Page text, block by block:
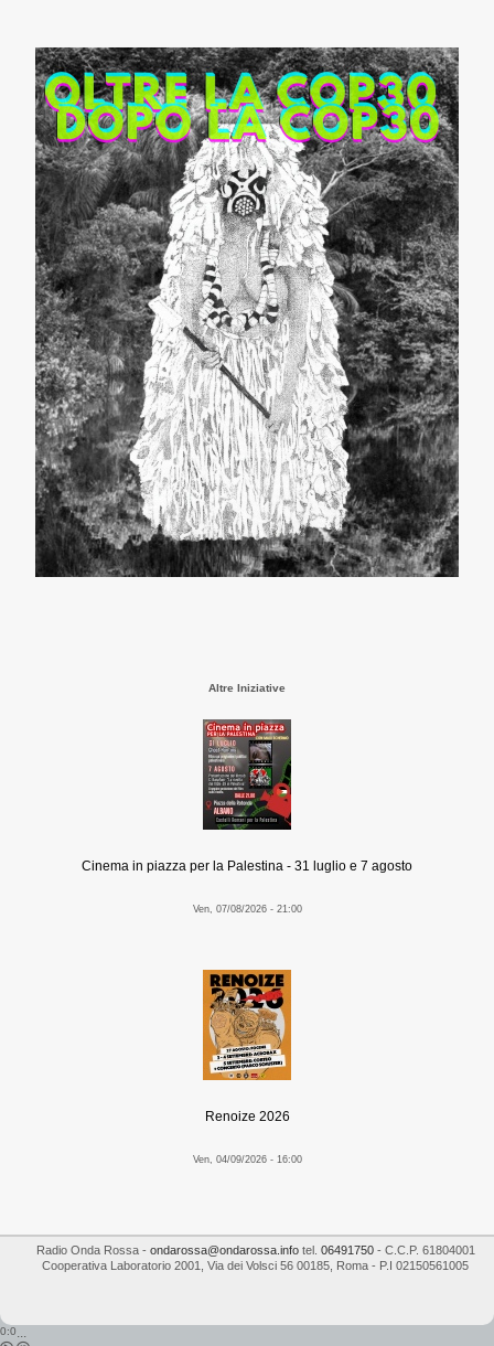
Altre Iniziative
Cinema in piazza per la Palestina - 31 luglio e 7 agosto
Ven, 07/08/2026 - 21:00
Renoize 2026
Ven, 04/09/2026 - 16:00
Radio Onda Rossa- ondarossa@ondarossa.infotel. 06491750- C.C.P. 61804001
Cooperativa Laboratorio 2001
Via dei Volsci 56 00185 Roma - P.I 02150561005
0:0